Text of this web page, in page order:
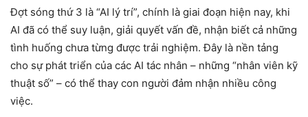
Đợt sóng thứ 3 là “AI lý trí”, chính là giai đoạn hiện nay, khi
AI đã có thể suy luận, giải quyết vấn đề, nhận biết cả những
tình huống chưa từng được trải nghiệm. Đây là nền tảng
cho sự phát triển của các AI tác nhân – những “nhân viên kỹ
thuật số” – có thể thay con người đảm nhận nhiều công
việc.